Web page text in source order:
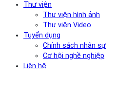
Thư viện
Thư viện hình ảnh
Thư viện Video
Tuyển dụng
Chính sách nhân sự
Cơ hội nghề nghiệp
Liên hệ